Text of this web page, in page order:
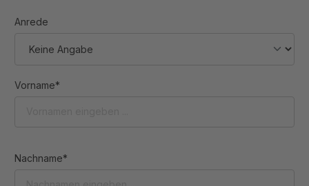
Anrede
Vorname*
Nachname*